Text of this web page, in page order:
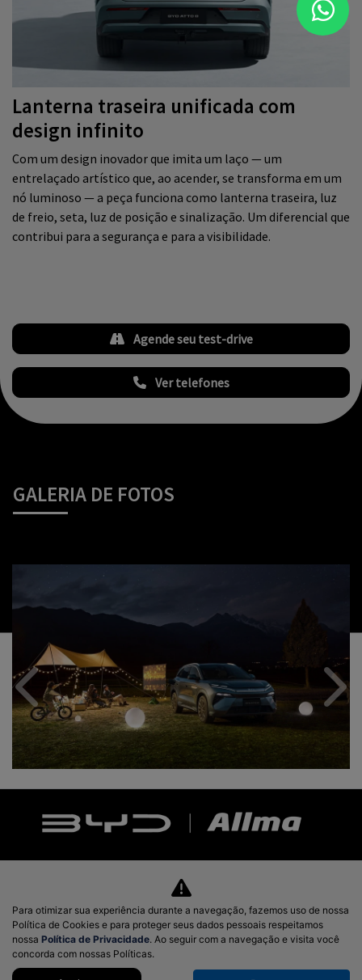
Lanterna traseira unificada com
design infinito
Com um design inovador que imita um laço — um
entrelaçado artístico que, ao acender, se transforma em um
nó luminoso — a peça funciona como lanterna traseira, luz
de freio, seta, luz de posição e sinalização. Um diferencial que
contribui para a segurança e para a visibilidade.
Ver telefones
Agende seu test-drive
GALERIA DE FOTOS
Anterior
Mapa do site
Política de privacidade
Para otimizar sua experiência durante a navegação, fazemos uso de nossa
Política de Cookies e para proteger seus dados pessoais respeitamos
nossa Política de Privacidade. Ao seguir com a navegação e visita você
concorda com nossas Políticas.